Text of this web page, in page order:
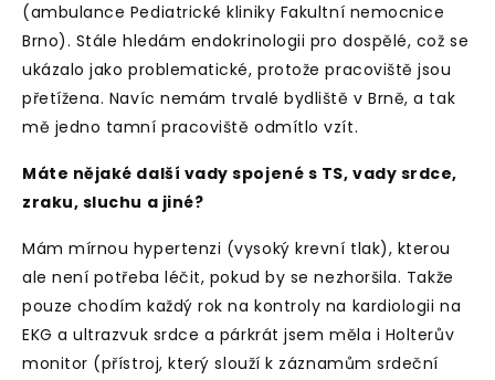
(ambulance Pediatrické kliniky Fakultní nemocnice
Brno). Stále hledám endokrinologii pro dospělé, což se
ukázalo jako problematické, protože pracoviště jsou
přetížena. Navíc nemám trvalé bydliště v Brně, a tak
mě jedno tamní pracoviště odmítlo vzít.
Máte nějaké další vady spojené s TS, vady srdce,
zraku, sluchu a jiné?
Mám mírnou hypertenzi (vysoký krevní tlak), kterou
ale není potřeba léčit, pokud by se nezhoršila. Takže
pouze chodím každý rok na kontroly na kardiologii na
EKG a ultrazvuk srdce a párkrát jsem měla i Holterův
monitor (přístroj, který slouží k záznamům srdeční